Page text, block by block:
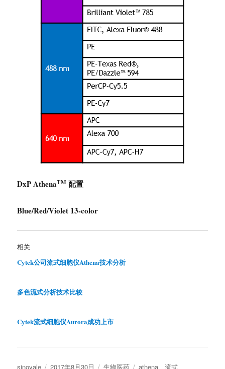
DxP AthenaTM 配置
Blue/Red/Violet 13-color
相关
Cytek公司流式细胞仪Athena技术分析
多色流式分析技术比较
Cytek流式细胞仪Aurora成功上市
作
sinovale
发
2017年8月30日
分
生物医药
标
athena、流式